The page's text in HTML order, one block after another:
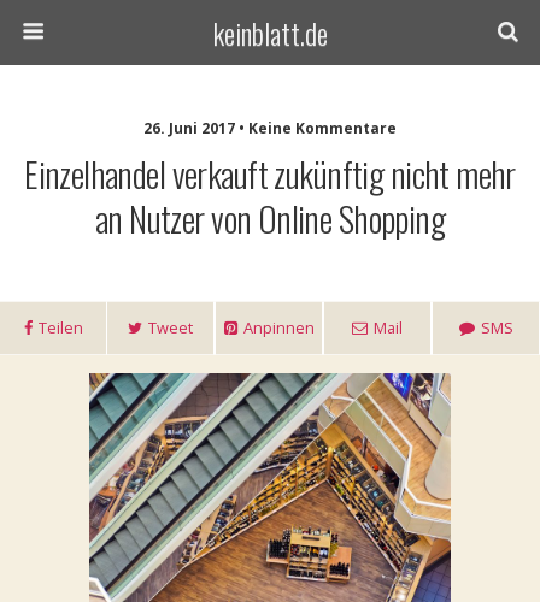
keinblatt.de
26. Juni 2017 • Keine Kommentare
Einzelhandel verkauft zukünftig nicht mehr
an Nutzer von Online Shopping
Teilen Tweet Anpinnen Mail SMS